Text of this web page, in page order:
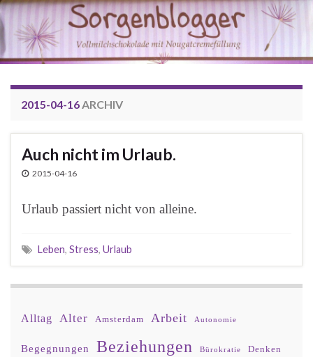
2015-04-16ARCHIV
Auch nicht im Urlaub.
2015-04-16
Urlaub passiert nicht von alleine.
Leben, Stress, Urlaub
Alltag Alter Amsterdam Arbeit Autonomie
Begegnungen Beziehungen Bürokratie Denken